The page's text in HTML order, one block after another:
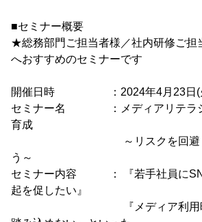
■セミナー概要
★総務部門ご担当者様／社内研修ご担
へおすすめのセミナーです
開催日時 ：2024年4月23日(
セミナー名 ：メディアリテラシ
育成
～リスクを回避し成果
う～
セミナー内容 ： 『若手社員に
起を促したい』
『メディア利用時の指